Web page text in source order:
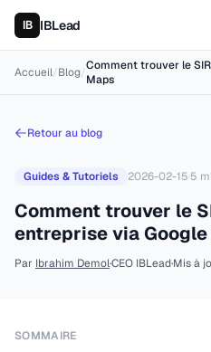
IBLead
Accueil/Blog/Comment trouver le
Maps
Retour au blog
Guides & Tutoriels 2026-02-15·5
Comment trouver le
entreprise via
Par Ibrahim Demol·CEO IBLead·Mis à
SOMMAIRE